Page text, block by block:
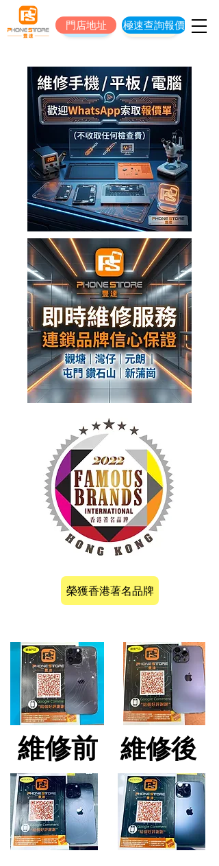
立即預約維修
門店地址
門店地址 極速查詢報價
榮獲香港著名品牌
維修前
維修前 維修後
維修後